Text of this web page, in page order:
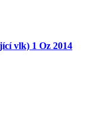
vlk) 1 Oz 2014